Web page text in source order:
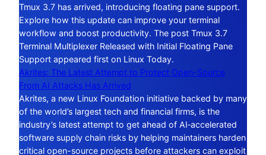
Tmux 3.7 has arrived, introducing floating pane support.
Explore how this update can improve your terminal
workflow and boost productivity. The post Tmux 3.7
Terminal Multiplexer Released with Initial Floating Pane
Support appeared first on Linux Today.
Akrites: The Latest Attempt to Protect Open-Source
From AI Attacks Has Arrived
Akrites, a new Linux Foundation initiative backed by many
of the world’s largest tech and financial firms, is the
industry’s latest attempt to get ahead of AI‑accelerated
software supply chain risks by helping maintainers harden
critical open-source projects before attackers can exploit